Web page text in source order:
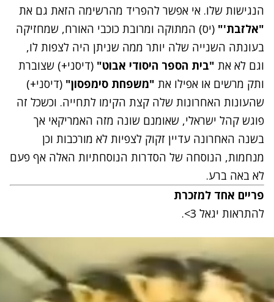
הנגישות שלו. אי אפשר להפריד מהרשימה הזאת גם את
"אלזבת'" (יס) המתוקה ומרובת כוכבי האורח, שמחזיקה
בעונתה השנייה שלה יותר ממה שניתן היה לצפות לו,
וגם לא את "בית הספר היסודי אבוט" (דיסני+) שצוברת
ותק מרשים או אפילו את "משפחת סימפסון" (דיסני+)
שהעונות האחרונות שלה קצת הקימו לתחייה. וכשכל זה
פוגש קהל ישראלי, שאומנם שונה מזה האמריקאי אך
בשנה האחרונה עדיין זקוק לצפיות לא מורכבות וכן
מנחמות, הנוסחה של הסדרות הנוסחתיות האלה אף פעם
לא באה ברע.
פריים אחד למזכרת
להתראות יגאל 3>
.